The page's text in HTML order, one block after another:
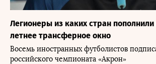
Легионеры из каких стран
летнее трансферное окно
Восемь иностранных футболистов
российского чемпионата «Акрон»